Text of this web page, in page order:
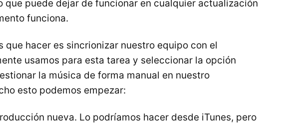
que puede dejar de funcionar en cualquier actualización
funciona.
que hacer es sincrionizar nuestro equipo con el
usamos para esta tarea y seleccionar la opción
la música de forma manual en nuestro
esto podemos empezar:
nueva. Lo podríamos hacer desde iTunes, pero